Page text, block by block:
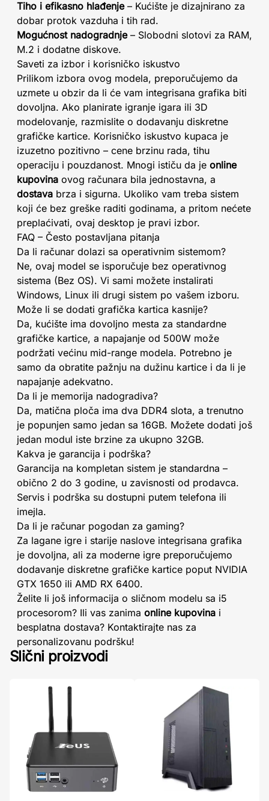
Tiho i efikasno hlađenje– Kućište je dizajnirano za
dobar protok vazduha i tih rad.
Mogućnost nadogradnje– Slobodni slotovi za RAM,
M.2 i dodatne diskove.
Saveti za izbor i korisničko iskustvo
Prilikom izbora ovog modela, preporučujemo da
uzmete u obzir da li će vam integrisana grafika biti
dovoljna. Ako planirate igranje igara ili 3D
modelovanje, razmislite o dodavanju diskretne
grafičke kartice. Korisničko iskustvo kupaca je
izuzetno pozitivno – cene brzinu rada, tihu
operaciju i pouzdanost. Mnogi ističu da je online
kupovina ovog računara bila jednostavna, a
dostava brza i sigurna. Ukoliko vam treba sistem
koji će bez greške raditi godinama, a pritom nećete
preplaćivati, ovaj desktop je pravi izbor.
FAQ – Često postavljana pitanja
Da li računar dolazi sa operativnim sistemom?
Ne, ovaj model se isporučuje bez operativnog
sistema (Bez OS). Vi sami možete instalirati
Windows, Linux ili drugi sistem po vašem izboru.
Može li se dodati grafička kartica kasnije?
Da, kućište ima dovoljno mesta za standardne
grafičke kartice, a napajanje od 500W može
podržati većinu mid-range modela. Potrebno je
samo da obratite pažnju na dužinu kartice i da li je
napajanje adekvatno.
Da li je memorija nadogradiva?
Da, matična ploča ima dva DDR4 slota, a trenutno
je popunjen samo jedan sa 16GB. Možete dodati još
jedan modul iste brzine za ukupno 32GB.
Kakva je garancija i podrška?
Garancija na kompletan sistem je standardna –
obično 2 do 3 godine, u zavisnosti od prodavca.
Servis i podrška su dostupni putem telefona ili
imejla.
Da li je računar pogodan za gaming?
Za lagane igre i starije naslove integrisana grafika
je dovoljna, ali za moderne igre preporučujemo
dodavanje diskretne grafičke kartice poput NVIDIA
GTX 1650 ili AMD RX 6400.
Želite li još informacija o sličnom modelu sa i5
procesorom? Ili vas zanima online kupovina i
besplatna dostava? Kontaktirajte nas za
personalizovanu podršku!
Slični proizvodi